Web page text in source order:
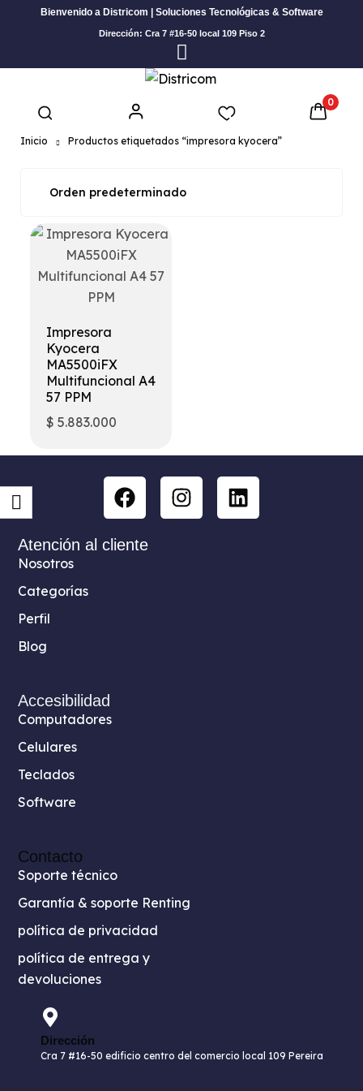
Bienvenido a Districom | Soluciones Tecnológicas & Software
Dirección: Cra 7 #16-50 local 109 Piso 2
0
Inicio Productos etiquetados “impresora kyocera”
Impresora
Kyocera
MA5500iFX
Multifuncional A4
57 PPM
$ 5.883.000
Atención al cliente
Nosotros
Categorías
Perfil
Blog
Accesibilidad
Computadores
Celulares
Teclados
Software
Contacto
Soporte técnico
Garantía & soporte Renting
política de privacidad
política de entrega y
devoluciones
Dirección
Cra 7 #16-50 edificio centro del comercio local 109 Pereira